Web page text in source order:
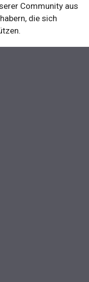
Community aus
die sich